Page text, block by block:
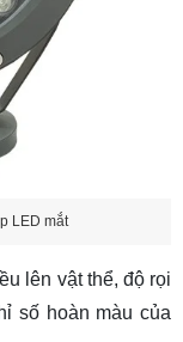
LED mắt
lên vật thể, độ rọi
số hoàn màu của